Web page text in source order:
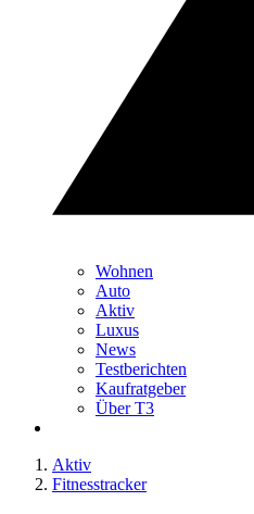
Wohnen
Auto
Aktiv
Luxus
News
Testberichten
Kaufratgeber
Über T3
Aktiv
Fitnesstracker